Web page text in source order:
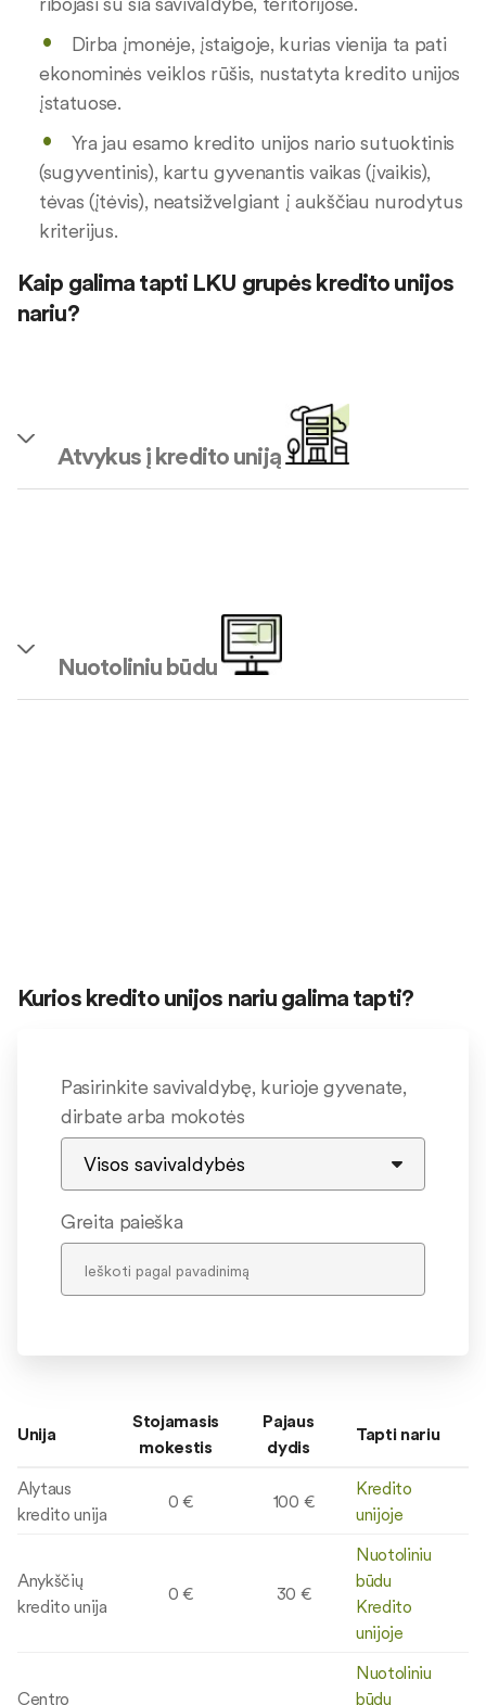
Dirba įmonėje, įstaigoje, kurias vienija ta pati
ekonominės veiklos rūšis, nustatyta kredito unijos
įstatuose.
Yra jau esamo kredito unijos nario sutuoktinis
(sugyventinis), kartu gyvenantis vaikas (įvaikis),
tėvas (įtėvis), neatsižvelgiant į aukščiau nurodytus
kriterijus.
Kaip galima tapti LKU grupės kredito unijos
nariu?
Atvykus į kredito uniją
Nuotoliniu būdu
Kurios kredito unijos nariu galima tapti?
Pasirinkite savivaldybę, kurioje gyvenate,
dirbate arba mokotės
Greita paieška
Unija
Stojamasis
mokestis
Pajaus
dydis
Tapti nariu
Alytaus
kredito unija
0 € 100 €
Kredito
unijoje
Anykščių
kredito unija
0 € 30 €
Nuotoliniu
būdu
Kredito
unijoje
Centro
Nuotoliniu
būdu